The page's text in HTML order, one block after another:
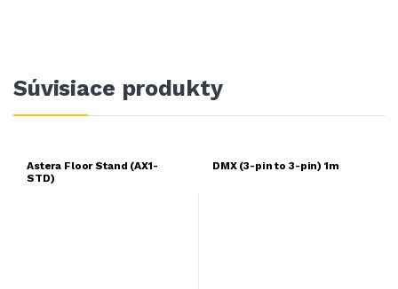
Súvisiace produkty
Astera Floor Stand (AX1-
STD)
DMX (3-pin to 3-pin) 1m